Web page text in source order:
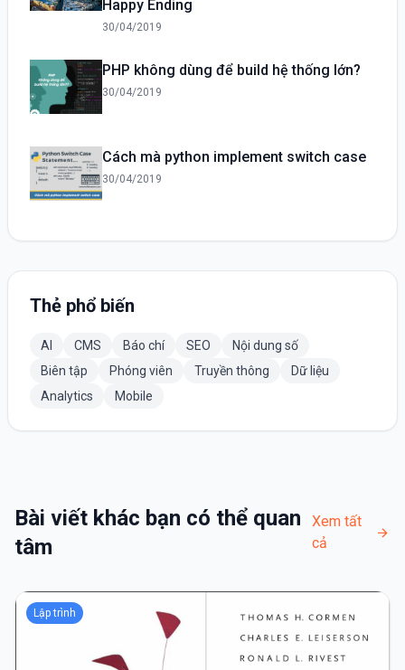
Happy Ending
30/04/2019
PHP không dùng để build hệ thống lớn?
30/04/2019
Cách mà python implement switch case
30/04/2019
Thẻ phổ biến
AI CMS Báo chí SEO
Nội dung số
Biên tập
Phóng viên Truyền thông
Dữ liệu
Analytics
Mobile
Bài viết khác bạn có thể quan
tâm
Xem tất
cả
Lập trình